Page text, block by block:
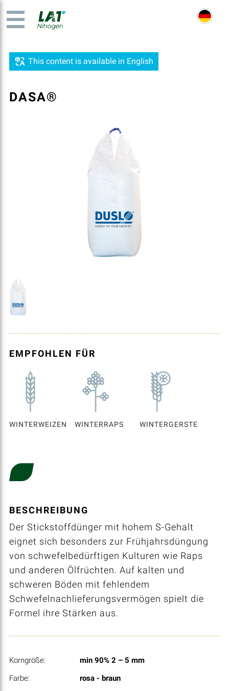
This content is available in English
DASA®
EMPFOHLEN FÜR
WINTERWEIZEN WINTERRAPS WINTERGERSTE
BESCHREIBUNG
Der Stickstoffdünger mit hohem S-Gehalt
eignet sich besonders zur Frühjahrsdüngung
von schwefelbedürftigen Kulturen wie Raps
und anderen Ölfrüchten. Auf kalten und
schweren Böden mit fehlendem
Schwefelnachlieferungsvermögen spielt die
Formel ihre Stärken aus.
Korngröße:
min 90% 2 – 5 mm
Farbe:
rosa - braun